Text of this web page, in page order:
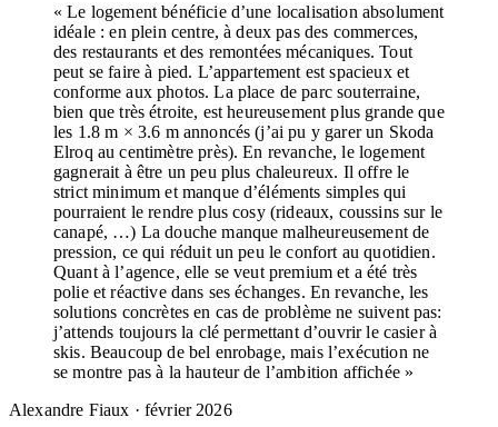
« Le logement bénéficie d’une localisation absolument
idéale : en plein centre, à deux pas des commerces,
des restaurants et des remontées mécaniques. Tout
peut se faire à pied. L’appartement est spacieux et
conforme aux photos. La place de parc souterraine,
bien que très étroite, est heureusement plus grande que
les 1.8 m × 3.6 m annoncés (j’ai pu y garer un Skoda
Elroq au centimètre près). En revanche, le logement
gagnerait à être un peu plus chaleureux. Il offre le
strict minimum et manque d’éléments simples qui
pourraient le rendre plus cosy (rideaux, coussins sur le
canapé, …) La douche manque malheureusement de
pression, ce qui réduit un peu le confort au quotidien.
Quant à l’agence, elle se veut premium et a été très
polie et réactive dans ses échanges. En revanche, les
solutions concrètes en cas de problème ne suivent pas:
j’attends toujours la clé permettant d’ouvrir le casier à
skis. Beaucoup de bel enrobage, mais l’exécution ne
se montre pas à la hauteur de l’ambition affichée »
Alexandre Fiaux · février 2026